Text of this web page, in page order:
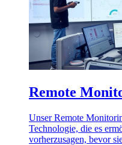
Remote
Unser Remote
Technologie, die es
vorherzusagen, bevor